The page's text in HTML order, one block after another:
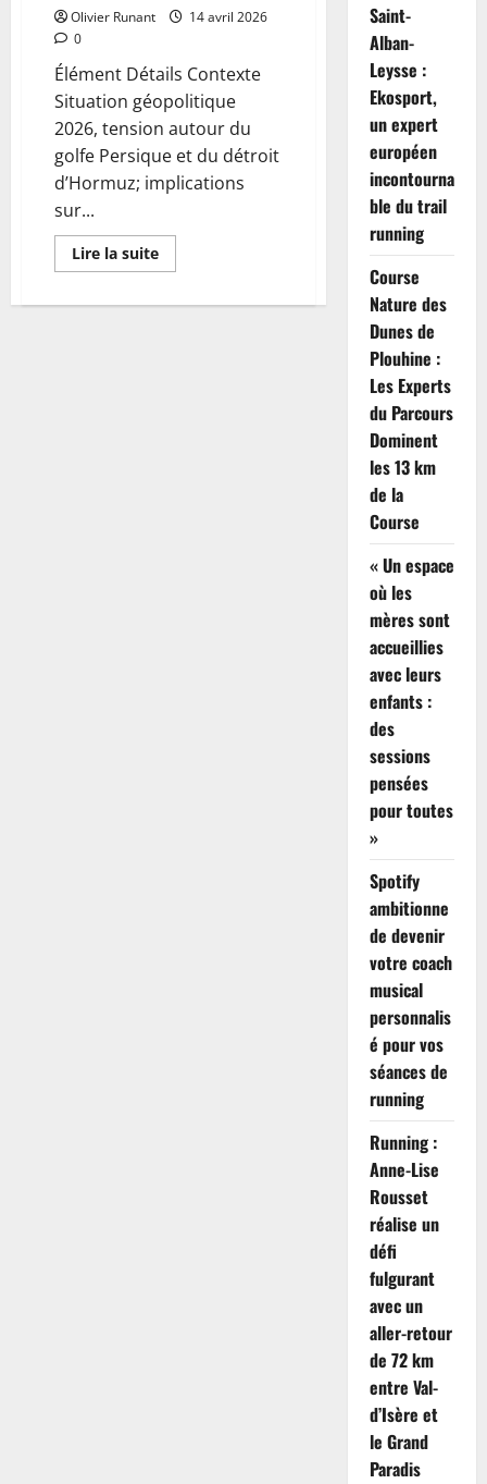
Olivier Runant
14 avril 2026
0
Élément Détails Contexte
Situation géopolitique
2026, tension autour du
golfe Persique et du détroit
d’Hormuz; implications
sur...
Lire la suiteEn
savoir
Saint-
Alban-
Leysse :
Ekosport,
un expert
européen
incontourna
ble du trail
running
Course
Nature des
Dunes de
Plouhine :
Les Experts
du Parcours
Dominent
les 13 km
de la
Course
« Un espace
où les
mères sont
accueillies
avec leurs
enfants :
des
sessions
pensées
pour toutes
»
Spotify
ambitionne
de devenir
votre coach
musical
personnalis
é pour vos
séances de
running
Running :
Anne-Lise
Rousset
réalise un
défi
fulgurant
avec un
aller-retour
de 72 km
entre Val-
d’Isère et
le Grand
Paradis